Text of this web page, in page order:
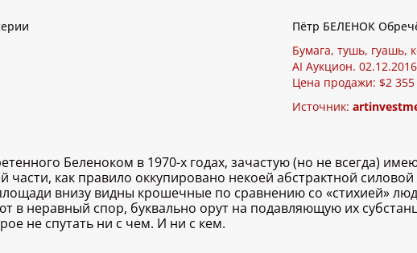
Пётр БЕЛЕНОК
Бумага, тушь, гуашь,
AI Аукцион. 02.12.2016
Цена продажи: $2 355
Источник:
Беленоком в 1970-х годах, зачастую (но не всегда)
части, как правило оккупировано некоей абстрактной
внизу видны крошечные по сравнению со «стихией»
в неравный спор, буквально орут на подавляющую их
не спутать ни с чем. И ни с кем.